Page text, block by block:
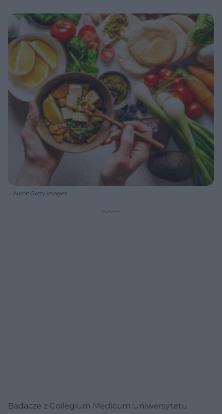
Autor: Getty Images
Badacze z Collegium Medicum Uniwersytetu